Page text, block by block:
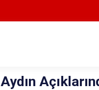
Aydın